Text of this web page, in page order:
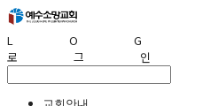
로그인